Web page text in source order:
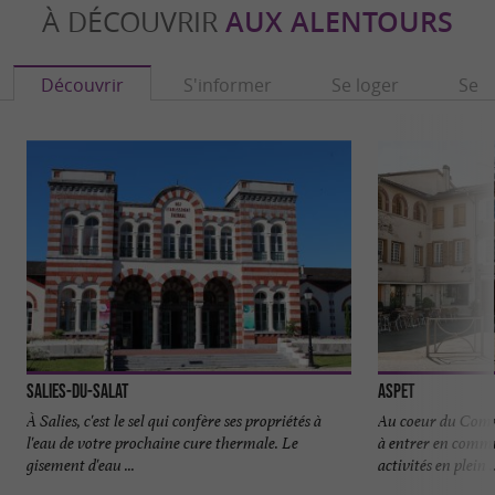
À DÉCOUVRIR AUX ALENTOURS
Découvrir S'informer Se loger Se
Salies-du-Salat
À Salies, c'est le sel qui confère ses propriétés à
l'eau de votre prochaine cure thermale. Le
gisement d'eau ...
Aspet
Au coeur du
à entrer en
activités en plein